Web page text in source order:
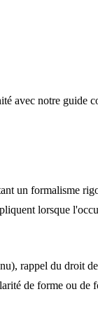
avec notre guide
un formalisme
lorsque
rappel du droit
de forme ou de